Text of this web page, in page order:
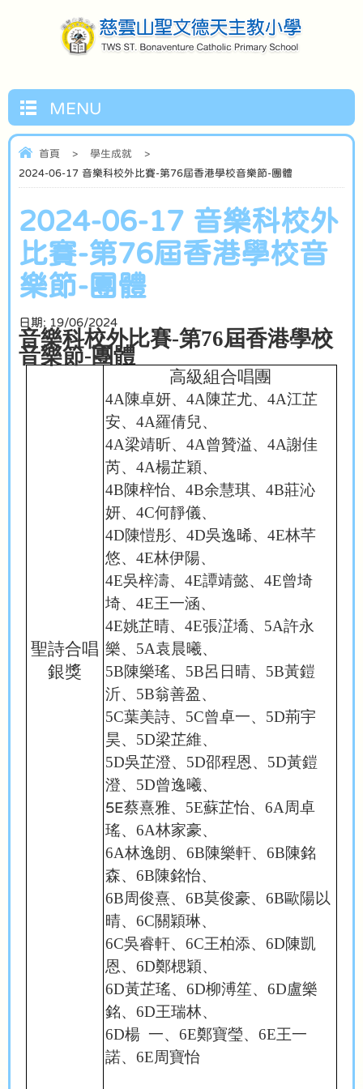
MENU
首頁 > 學生成就
>
2024-06-17 音樂科校外比賽-第76屆香港學校音樂節-團體
2024-06-17 音樂科校外
比賽-第76屆香港學校音
樂節-團體
日期: 19/06/2024
音樂科校外比賽-第76屆香港學校
音樂節-團體
聖詩合唱
銀獎
高級組合唱團
4A陳卓妍、 4A陳芷尤、 4A江芷
安、 4A羅倩兒、
4A梁靖昕、 4A曾贊溢、 4A謝佳
芮、 4A楊芷穎、
4B陳梓怡、 4B余慧琪、 4B莊沁
妍、 4C何靜儀、
4D陳愷彤、 4D吳逸晞、 4E林芊
悠、 4E林伊陽、
4E吳梓濤、 4E譚靖懿、 4E曾埼
埼、 4E王一涵、
4E姚芷晴、 4E張淽墧、 5A許永
樂、 5A袁晨曦、
5B陳樂瑤、 5B呂日晴、 5B黃鎧
沂、 5B翁善盈、
5C葉美詩、 5C曾卓一、 5D荊宇
昊、 5D梁芷維、
5D吳芷澄、 5D邵程恩、 5D黃鎧
澄、 5D曾逸曦、
5E蔡熹雅、 5E蘇芷怡、 6A周卓
瑤、 6A林家豪、
6A林逸朗、 6B陳樂軒、 6B陳銘
森、 6B陳銘怡、
6B周俊熹、 6B莫俊豪、 6B歐陽以
晴、 6C關穎琳、
6C吳睿軒、 6C王柏添、 6D陳凱
恩、 6D鄭楒穎、
6D黃芷瑤、 6D柳溥笙、 6D盧樂
銘、 6D王瑞林、
6D楊 一、 6E鄭寶瑩、 6E王一
諾、 6E周寶怡